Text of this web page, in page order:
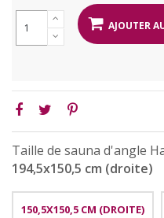
AJOUTER
Taille de sauna d'angle
194,5x150,5 cm (droite)
150,5X150,5 CM (DROITE)